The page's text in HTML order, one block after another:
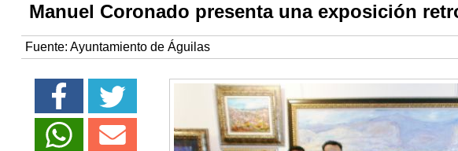
Manuel Coronado presenta una exposición
Fuente: Ayuntamiento de Águilas